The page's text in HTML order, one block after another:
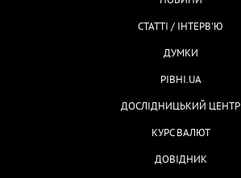
СТАТТІ / ІНТЕРВ'Ю
ДУМКИ
РІВНІ.UA
ДОСЛІДНИЦЬКИЙ ЦЕНТР
КУРС ВАЛЮТ
ДОВІДНИК